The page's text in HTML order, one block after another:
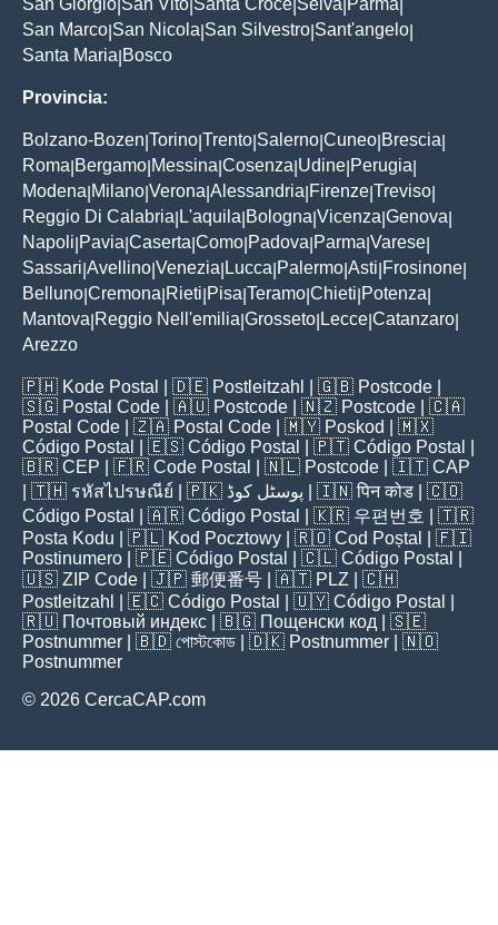
San Marco San Nicola San Silvestro Sant'angelo
Santa Maria Bosco
Provincia:
Bolzano-Bozen Torino Trento Salerno Cuneo Brescia
Roma Bergamo Messina Cosenza Udine Perugia
Modena Milano Verona Alessandria Firenze Treviso
Reggio Di Calabria L'aquila Bologna Vicenza Genova
Napoli Pavia Caserta Como Padova Parma Varese
Sassari Avellino Venezia Lucca Palermo Asti Frosinone
Belluno Cremona Rieti Pisa Teramo Chieti Potenza
Mantova Reggio Nell'emilia Grosseto Lecce Catanzaro
Arezzo
🇵🇭 Kode Postal | 🇩🇪 Postleitzahl | 🇬🇧 Postcode
🇸🇬 Postal Code | 🇦🇺 Postcode | 🇳🇿 Postcode | 🇨🇦
Postal Code | 🇿🇦 Postal Code | 🇲🇾 Poskod
| 🇲🇽
Código Postal
| 🇪🇸 Código Postal | 🇵🇹 Código Postal
🇧🇷 CEP | 🇫🇷 Code Postal | 🇳🇱 Postcode | 🇮🇹 CAP
| 🇹🇭 รหัสไปรษณีย์ | 🇵🇰 پوسٹل کوڈ | 🇮🇳पिन कोड | 🇨🇴
Código Postal
| 🇦🇷 Código Postal | 🇰🇷 우편번호
| 🇹🇷
Posta Kodu | 🇵🇱 Kod Pocztowy | 🇷🇴 Cod Poștal
| 🇫🇮
Postinumero | 🇵🇪 Código Postal | 🇨🇱 Código Postal
🇺🇸 ZIP Code | 🇯🇵 郵便番号 | 🇦🇹 PLZ | 🇨🇭
Postleitzahl
| 🇪🇨 Código Postal | 🇺🇾 Código Postal
🇷🇺 Почтовый индекс | 🇧🇬 Пощенски код | 🇸🇪
Postnummer | 🇧🇩 পোস্টকোড | 🇩🇰 Postnummer | 🇳🇴
Postnummer
© 2026 CercaCAP.com